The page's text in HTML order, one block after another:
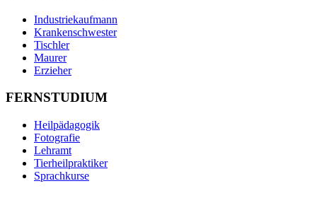
Industriekaufmann
Krankenschwester
Tischler
Maurer
Erzieher
FERNSTUDIUM
Heilpädagogik
Fotografie
Lehramt
Tierheilpraktiker
Sprachkurse